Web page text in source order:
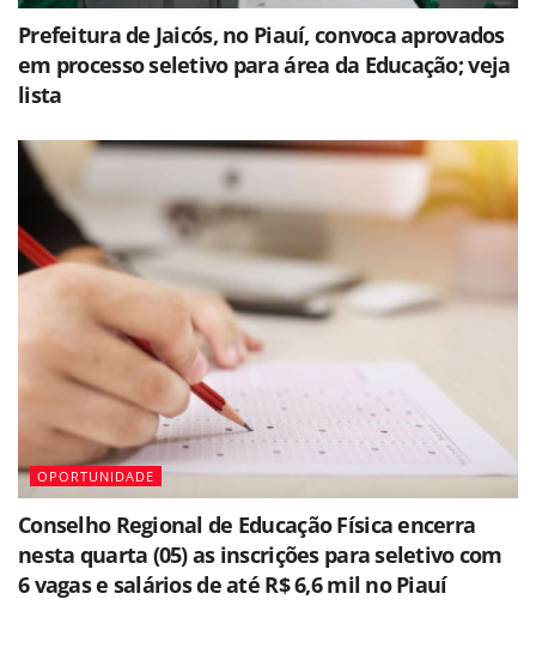
Prefeitura de Jaicós, no Piauí, convoca aprovados
em processo seletivo para área da Educação; veja
lista
OPORTUNIDADE
Conselho Regional de Educação Física encerra
nesta quarta (05) as inscrições para seletivo com
6 vagas e salários de até R$ 6,6 mil no Piauí